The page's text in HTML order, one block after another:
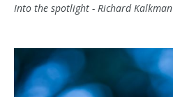
Into the spotlight - Richard Kalkman